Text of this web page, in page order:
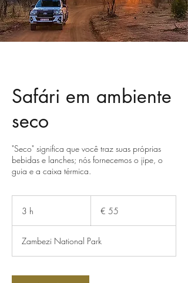
Safári em ambiente
seco
"Seco" significa que você traz suas próprias
bebidas e lanches; nós fornecemos o jipe, o
guia e a caixa térmica.
3 h € 55
Zambezi National Park